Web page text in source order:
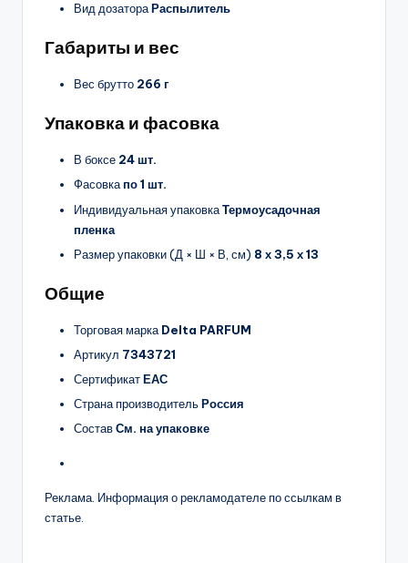
Вид дозатораРаспылитель
Габариты и вес
Вес брутто 266 г
Упаковка и фасовка
В боксе 24 шт.
Фасовкапо 1 шт.
Индивидуальная упаковкаТермоусадочная
пленка
Размер упаковки (Д × Ш × В, см) 8 х 3,5 х 13
Общие
Торговая марка Delta PARFUM
Артикул 7343721
СертификатЕАС
Страна производительРоссия
СоставСм. на упаковке
Реклама. Информация о рекламодателе по ссылкам в
статье.